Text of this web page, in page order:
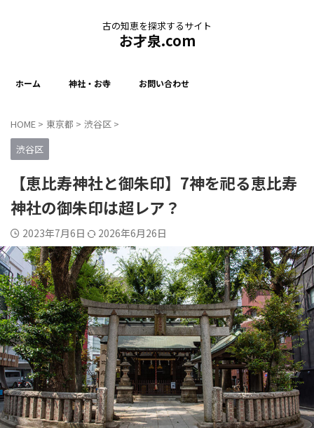
古の知恵を探求するサイト
お才泉.com
ホーム 神社・お寺 お問い合わせ
HOME > 東京都 > 渋谷区 >
渋谷区
【恵比寿神社と御朱印】7神を祀る恵比寿
神社の御朱印は超レア？
2023年7月6日 2026年6月26日